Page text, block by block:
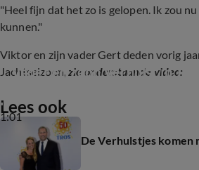
"Heel fijn dat het zo is gelopen. Ik zou
kunnen."
Viktor en zijn vader Gert deden vorig
Jachtseizoen,zie onderstaande video:
1:01
Vader en zoon Verhulst in
Lees ook
De Verhulstjes komen